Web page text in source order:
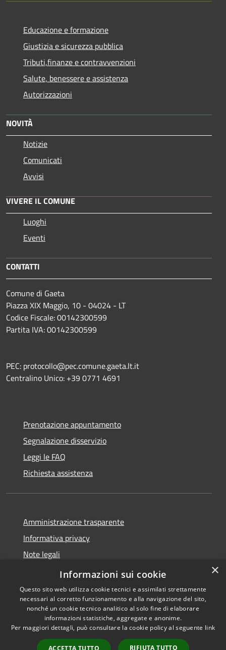
Educazione e formazione
Giustizia e sicurezza pubblica
Tributi,finanze e contravvenzioni
Salute, benessere e assistenza
Autorizzazioni
NOVITÀ
Notizie
Comunicati
Avvisi
VIVERE IL COMUNE
Luoghi
Eventi
CONTATTI
Comune di Gaeta
Piazza XIX Maggio, 10 - 04024 - LT
Codice Fiscale: 00142300599
Partita IVA: 00142300599
PEC: protocollo@pec.comune.gaeta.lt.it
Centralino Unico: +39 0771 4691
Prenotazione appuntamento
Segnalazione disservizio
Leggi le FAQ
Richiesta assistenza
Amministrazione trasparente
Informativa privacy
Note legali
Dichiarazione di accessibilità
Accessibilità
Copyright © 2026 • Gaeta •
Powered byMunicipium
Accesso redazione
×
Informazioni sui cookie
Questo sito web utilizza cookie tecnici e assimilati strettamente
necessari al corretto funzionamento e alla navigazione del sito,
nonché un cookie tecnico analitico al solo fine di elaborare
informazioni statistiche, aggregate e anonime.
Per maggiori dettagli, può consultare la cookie policy al seguente link
ACCETTA TUTTO RIFIUTA TUTTO